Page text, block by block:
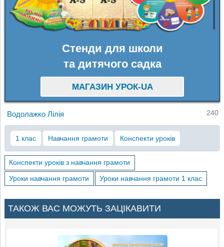
Стенди для школи
та дитячого садка
МАГАЗИН УРОК-UA
Водолажко Лілія 240
1 клас Навчання грамоти Конспекти уроків
Конспекти уроків з навчання грамоти
Уроки навчання грамоти
Уроки навчання грамоти 1 клас
ТАКОЖ ВАС МОЖУТЬ ЗАЦІКАВИТИ